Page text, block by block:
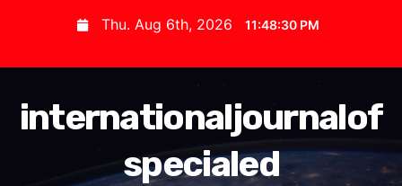
Thu. Aug 6th, 2026 11:48:30 PM
internationaljournalof
specialed